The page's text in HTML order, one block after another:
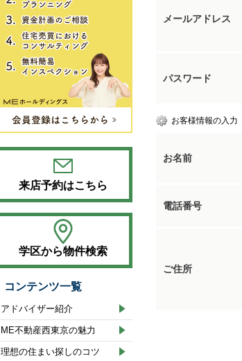
メールアドレス
パスワード
お客様情報の入力
お名前
電話番号
ご住所
来店予約はこちら
学区から物件検索
コンテンツ一覧
アドバイザー紹介
ME不動産西東京の魅力
理想の住まい探しのコツ